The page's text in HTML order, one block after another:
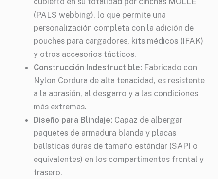
(PALS webbing), lo que permite una
personalización completa con la adición de
pouches para cargadores, kits médicos (IFAK)
y otros accesorios tácticos.
Construcción Indestructible: Fabricado con
Nylon Cordura de alta tenacidad, es resistente
a la abrasión, al desgarro y a las condiciones
más extremas.
Diseño para Blindaje: Capaz de albergar
paquetes de armadura blanda y placas
balísticas duras de tamaño estándar (SAPI o
equivalentes) en los compartimentos frontal y
trasero.